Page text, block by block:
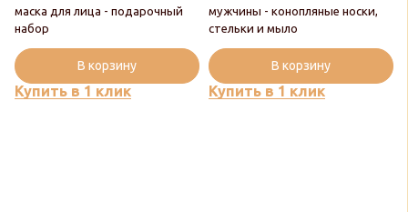
маска для лица - подарочный
набор
Купить в 1 клик
В корзину
мужчины - конопляные носки,
стельки и мыло
Купить в 1 клик
В корзину